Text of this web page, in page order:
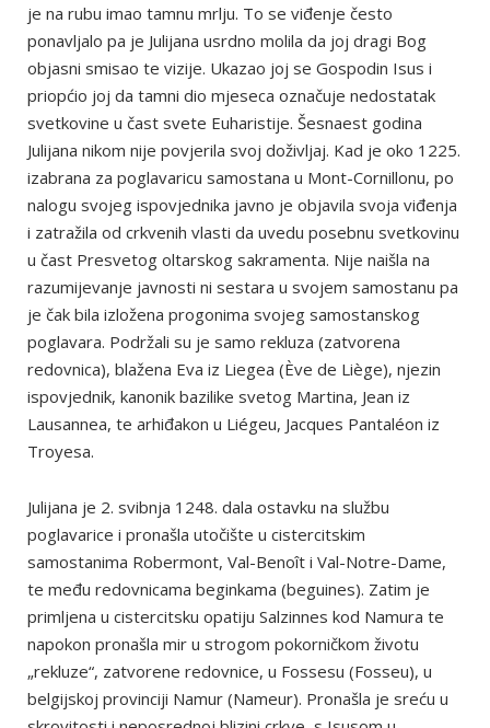
je na rubu imao tamnu mrlju. To se viđenje često
ponavljalo pa je Julijana usrdno molila da joj dragi Bog
objasni smisao te vizije. Ukazao joj se Gospodin Isus i
priopćio joj da tamni dio mjeseca označuje nedostatak
svetkovine u čast svete Euharistije. Šesnaest godina
Julijana nikom nije povjerila svoj doživljaj. Kad je oko 1225.
izabrana za poglavaricu samostana u Mont-Cornillonu, po
nalogu svojeg ispovjednika javno je objavila svoja viđenja
i zatražila od crkvenih vlasti da uvedu posebnu svetkovinu
u čast Presvetog oltarskog sakramenta. Nije naišla na
razumijevanje javnosti ni sestara u svojem samostanu pa
je čak bila izložena progonima svojeg samostanskog
poglavara. Podržali su je samo rekluza (zatvorena
redovnica), blažena Eva iz Liegea (Ève de Liège), njezin
ispovjednik, kanonik bazilike svetog Martina, Jean iz
Lausannea, te arhiđakon u Liégeu, Jacques Pantaléon iz
Troyesa.
Julijana je 2. svibnja 1248. dala ostavku na službu
poglavarice i pronašla utočište u cistercitskim
samostanima Robermont, Val-Benoît i Val-Notre-Dame,
te među redovnicama beginkama (beguines). Zatim je
primljena u cistercitsku opatiju Salzinnes kod Namura te
napokon pronašla mir u strogom pokorničkom životu
„rekluze“, zatvorene redovnice, u Fossesu (Fosseu), u
belgijskoj provinciji Namur (Nameur). Pronašla je sreću u